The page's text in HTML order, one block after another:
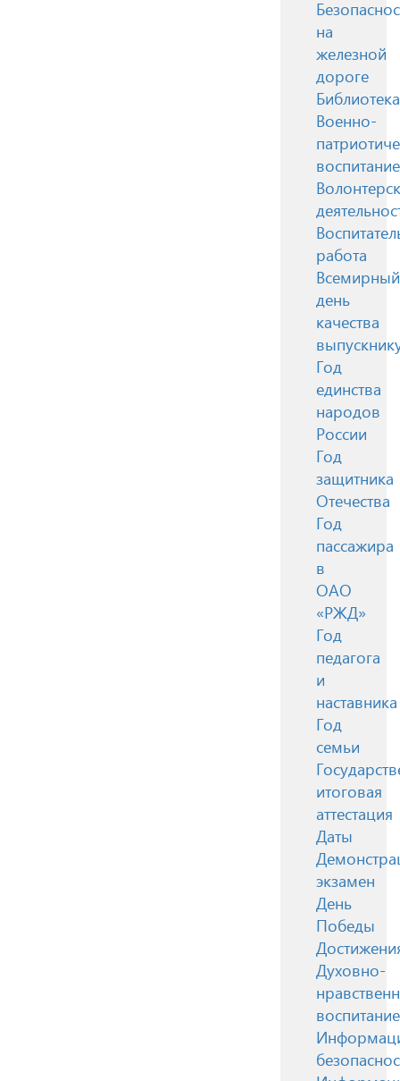
на
железной
дороге
Библиотека
Военно-
воспитание
работа
Всемирный
день
качества
Год
единства
народов
России
Год
защитника
Отечества
Год
пассажира
в
ОАО
«РЖД»
Год
педагога
и
наставника
Год
семьи
итоговая
аттестация
Даты
экзамен
День
Победы
Духовно-
воспитание